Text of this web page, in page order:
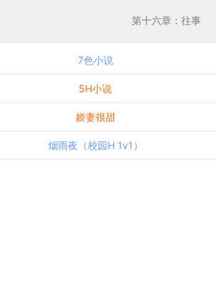
数：19,417 字 第十六章：往事
7色小说
5H小说
娇妻很甜
烟雨夜（校园H 1v1）